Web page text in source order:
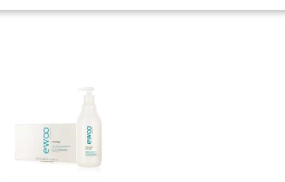
filtri disponibili.